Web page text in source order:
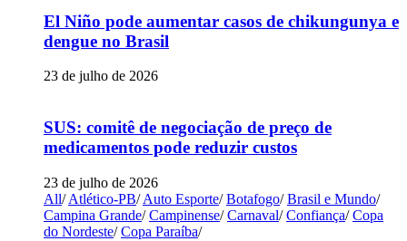
El Niño pode aumentar casos de chikungunya e
dengue no Brasil
23 de julho de 2026
SUS: comitê de negociação de preço de
medicamentos pode reduzir custos
23 de julho de 2026
All/ Atlético-PB/ Auto Esporte/ Botafogo/ Brasil e Mundo/
Campina Grande/ Campinense/ Carnaval/ Confiança/ Copa
do Nordeste/ Copa Paraíba/